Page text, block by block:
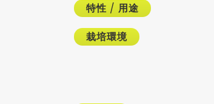
特性 / 用途
栽培環境